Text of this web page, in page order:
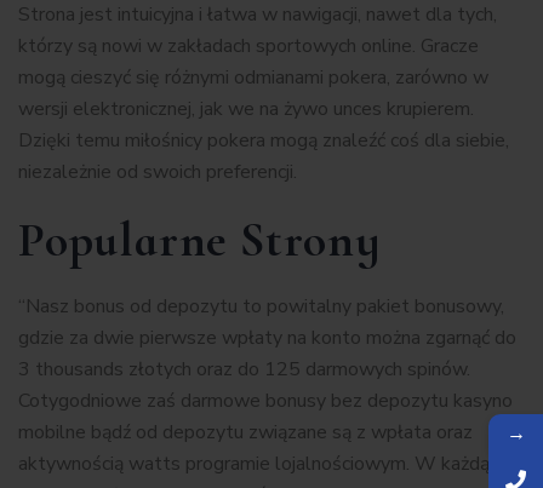
Strona jest intuicyjna i łatwa w nawigacji, nawet dla tych,
którzy są nowi w zakładach sportowych online. Gracze
mogą cieszyć się różnymi odmianami pokera, zarówno w
wersji elektronicznej, jak we na żywo unces krupierem.
Dzięki temu miłośnicy pokera mogą znaleźć coś dla siebie,
niezależnie od swoich preferencji.
Popularne Strony
“Nasz bonus od depozytu to powitalny pakiet bonusowy,
gdzie za dwie pierwsze wpłaty na konto można zgarnąć do
3 thousands złotych oraz do 125 darmowych spinów.
Cotygodniowe zaś darmowe bonusy bez depozytu kasyno
mobilne bądź od depozytu związane są z wpłata oraz
aktywnością watts programie lojalnościowym. W każdą
→